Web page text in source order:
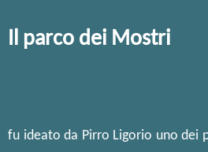
Il parco dei Mostri
fu ideato da Pirro Ligorio uno dei